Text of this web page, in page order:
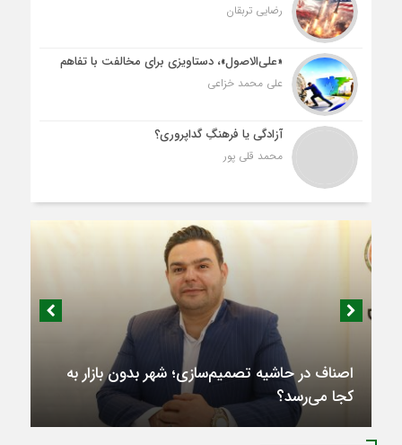
رضایی تربقان
«علی‌الاصول»، دستاویزی برای مخالفت با تفاهم
علی محمد خزاعی
آزادگی یا فرهنگِ گداپروری؟
محمد قلی پور
اصناف در حاشیه تصمیم‌سازی؛ شهر بدون بازار به
کجا می‌رسد؟